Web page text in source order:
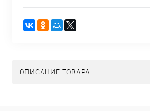
ОПИСАНИЕ ТОВАРА